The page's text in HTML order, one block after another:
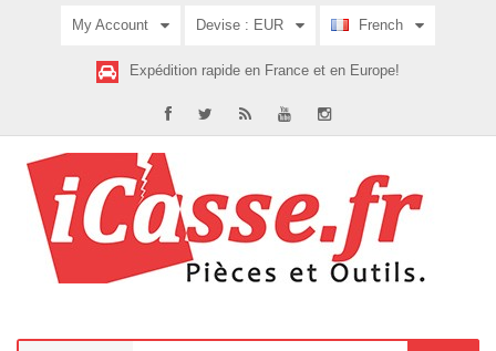
My Account Devise : EUR French
Expédition rapide en France et en Europe!